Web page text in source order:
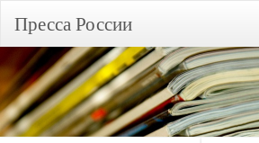
Пресса России